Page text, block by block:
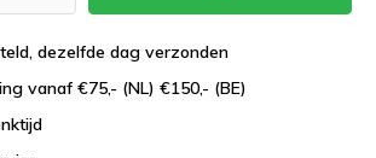
dezelfde dag verzonden
vanaf €75,- (NL) €150,- (BE)